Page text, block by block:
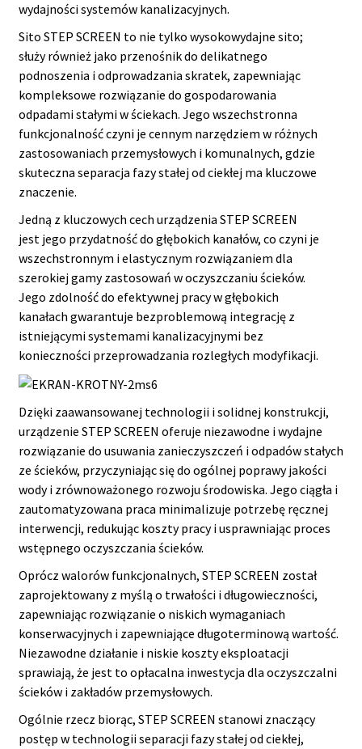
wydajności systemów kanalizacyjnych.
Sito STEP SCREEN to nie tylko wysokowydajne sito;
służy również jako przenośnik do delikatnego
podnoszenia i odprowadzania skratek, zapewniając
kompleksowe rozwiązanie do gospodarowania
odpadami stałymi w ściekach. Jego wszechstronna
funkcjonalność czyni je cennym narzędziem w różnych
zastosowaniach przemysłowych i komunalnych, gdzie
skuteczna separacja fazy stałej od ciekłej ma kluczowe
znaczenie.
Jedną z kluczowych cech urządzenia STEP SCREEN
jest jego przydatność do głębokich kanałów, co czyni je
wszechstronnym i elastycznym rozwiązaniem dla
szerokiej gamy zastosowań w oczyszczaniu ścieków.
Jego zdolność do efektywnej pracy w głębokich
kanałach gwarantuje bezproblemową integrację z
istniejącymi systemami kanalizacyjnymi bez
konieczności przeprowadzania rozległych modyfikacji.
Dzięki zaawansowanej technologii i solidnej konstrukcji,
urządzenie STEP SCREEN oferuje niezawodne i wydajne
rozwiązanie do usuwania zanieczyszczeń i odpadów stałych
ze ścieków, przyczyniając się do ogólnej poprawy jakości
wody i zrównoważonego rozwoju środowiska. Jego ciągła i
zautomatyzowana praca minimalizuje potrzebę ręcznej
interwencji, redukując koszty pracy i usprawniając proces
wstępnego oczyszczania ścieków.
Oprócz walorów funkcjonalnych, STEP SCREEN został
zaprojektowany z myślą o trwałości i długowieczności,
zapewniając rozwiązanie o niskich wymaganiach
konserwacyjnych i zapewniające długoterminową wartość.
Niezawodne działanie i niskie koszty eksploatacji
sprawiają, że jest to opłacalna inwestycja dla oczyszczalni
ścieków i zakładów przemysłowych.
Ogólnie rzecz biorąc, STEP SCREEN stanowi znaczący
postęp w technologii separacji fazy stałej od ciekłej,